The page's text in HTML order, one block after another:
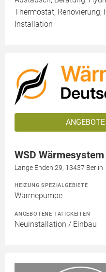
Thermostat, Renovierung,
Installation
WSD Wärmesystem
Lange Enden 29, 13437 Berlin
HEIZUNG SPEZIALGEBIETE
Wärmepumpe
ANGEBOTENE TÄTIGKEITEN
Neuinstallation / Einbau